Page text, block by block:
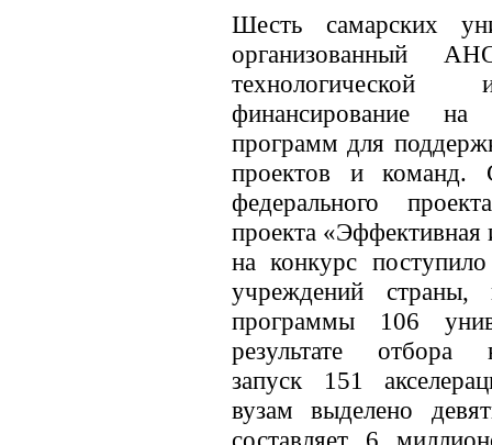
Шесть самарских
организованный
финансирование на
программ для
проектов и команд.
федерального
проекта «Эффективная
на конкурс
учреждений
программы 106
результате
запуск 151
вузам выделено